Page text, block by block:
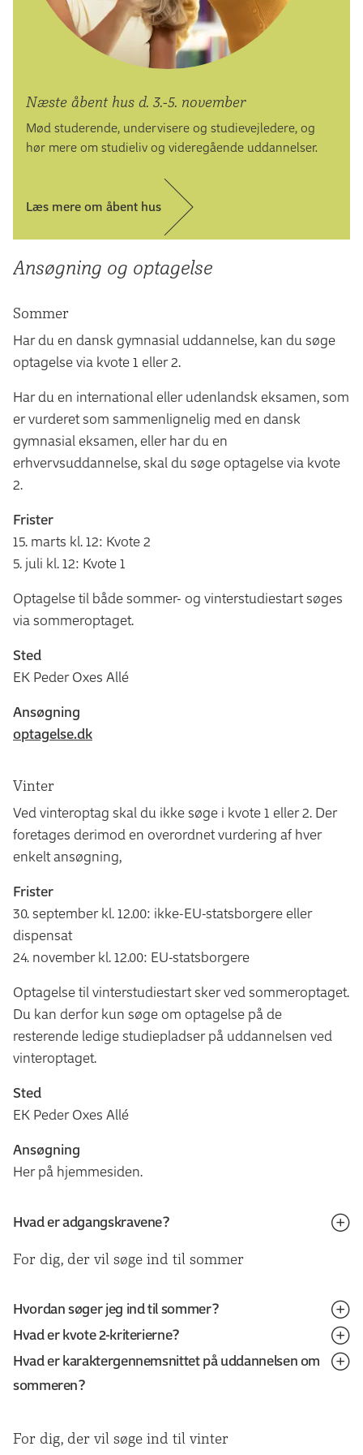
Eksamen er en skriftlig rapport, der afleveres i
slutningen af praktikperioden. Den studerendes
udbytte af praktikken evalueres via en skriftlig rapport,
læringsmålene for praktikperioden er opnået.
Prøven er med intern censur, og der gives karakter efter
7-trinsskalaen.
Afslutningsprojektet
Afslutningsprojektet er en mundtlig prøve med en
Det afsluttende eksamensprojekt gennemføres normalt
på praktikstedet, men kan udføres på Cphbusiness
problemstilling, og der udarbejdes en projektrapport.
efter 7-trinsskalaen.
Eksamenskatalog
Du finder detaljeret information om studiets eksamener
i eksamenskataloget:
Søg i eksamenskataloget
Næste åbent hus d. 3.-5. november
Mød studerende, undervisere og studievejledere, og
hør mere om studieliv og videregående uddannelser.
Læs mere om åbent hus
Ansøgning og optagelse
Sommer
Har du en dansk gymnasial uddannelse, kan du søge
optagelse via kvote 1 eller 2.
Har du en international eller udenlandsk eksamen, som
er vurderet som sammenlignelig med en dansk
gymnasial eksamen, eller har du en
erhvervsuddannelse, skal du søge optagelse via kvote
2.
Frister
15. marts kl. 12: Kvote 2
5. juli kl. 12: Kvote 1
Optagelse til både sommer- og vinterstudiestart søges
via sommeroptaget.
Sted
EK Peder Oxes Allé
Ansøgning
optagelse.dk
Vinter
Ved vinteroptag skal du ikke søge i kvote 1 eller 2. Der
foretages derimod en overordnet vurdering af hver
enkelt ansøgning,
Frister
30. september kl. 12.00: ikke-EU-statsborgere eller
dispensat
24. november kl. 12.00: EU-statsborgere
Optagelse til vinterstudiestart sker ved sommeroptaget.
Du kan derfor kun søge om optagelse på de
resterende ledige studiepladser på uddannelsen ved
vinteroptaget.
Sted
EK Peder Oxes Allé
Ansøgning
Her på hjemmesiden.
Hvad er adgangskravene?
Du kan søge optagelse med en gymnasial uddannelse
Gymnasial uddannelse
uddannelser:
Merkantil studentereksamen (HHX)
For dig, der vil søge ind til sommer
Hvordan søger jeg ind til sommer?
Du skal søge om optagelse via
Har du en dansk gymnasial uddannelse, kan du søge
Har du en international eller udenlandsk eksamen, som
Hvad er kvote 2-kriterierne?
Ved vurdering af kvote 2-ansøgninger lægges vægt på
følgende:
Erhvervserfaring, inkl. værnepligt og barsel (maks.
Hvad er karaktergennemsnittet på uddannelsen om
sommeren?
vide, hvad karaktergennemsnittet på din
For dig, der vil søge ind til vinter